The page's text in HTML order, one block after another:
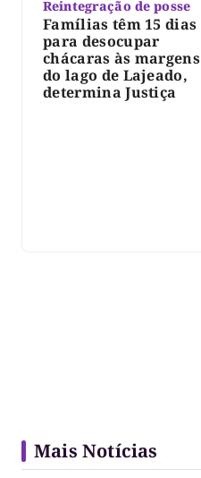
Reintegração de posse
Famílias têm 15 dias
para desocupar
chácaras às margens
do lago de Lajeado,
determina Justiça
Mais Notícias